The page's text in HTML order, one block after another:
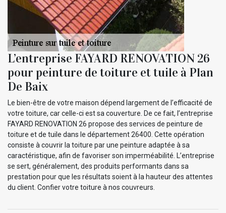
L’entreprise FAYARD RENOVATION 26
pour peinture de toiture et tuile à Plan
De Baix
Le bien-être de votre maison dépend largement de l’efficacité de
votre toiture, car celle-ci est sa couverture. De ce fait, l’entreprise
FAYARD RENOVATION 26 propose des services de peinture de
toiture et de tuile dans le département 26400. Cette opération
consiste à couvrir la toiture par une peinture adaptée à sa
caractéristique, afin de favoriser son imperméabilité. L’entreprise
se sert, généralement, des produits performants dans sa
prestation pour que les résultats soient à la hauteur des attentes
du client. Confier votre toiture à nos couvreurs.